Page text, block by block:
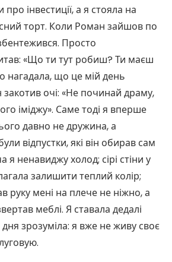
інвестиції, а я стояла на
торт. Коли Роман зайшов по
Просто
«Що ти тут робиш? Ти маєш
нагадала, що це мій день
закотив очі: «Не починай драму,
іміджу». Саме тоді я вперше
давно не дружина, а
відпустки, які він обирав сам
ненавиджу холод; сірі стіни у
залишити теплий колір;
руку мені на плече не ніжно, а
меблі. Я ставала дедалі
зрозуміла: я вже не живу своє